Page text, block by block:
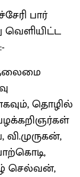
பார்
வெளியிட்ட
தலைமை
தொழில்
செல்வன்,